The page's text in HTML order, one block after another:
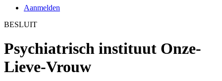
Aanmelden
BESLUIT
Psychiatrisch instituut Onze-
Lieve-Vrouw